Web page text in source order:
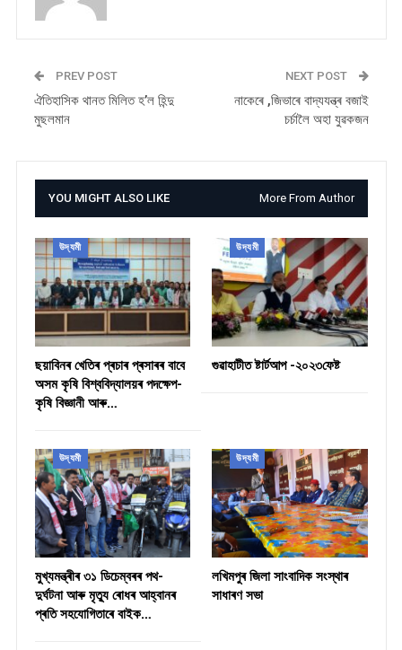
PREV POST
ঐতিহাসিক থানত মিলিত হ’ল হিন্দু
মুছলমান
NEXT POST
নাকেৰে ,জিভাৰে বাদ্যযন্ত্ৰ বজাই
চৰ্চালৈ অহা যুৱকজন
YOU MIGHT ALSO LIKE More From Author
উদ্যমী
ছয়াবিনৰ খেতিৰ প্ৰচাৰ প্ৰসাৰৰ বাবে
অসম কৃষি বিশ্ববিদ্যালয়ৰ পদক্ষেপ-
কৃষি বিজ্ঞানী আৰু…
উদ্যমী
গুৱাহাটীত ষ্টাৰ্টআপ -২০২৩ফেষ্ট
উদ্যমী
মুখ্যমন্ত্ৰীৰ ৩১ ডিচেম্বৰৰ পথ-
দুৰ্ঘটনা আৰু মৃত্যু ৰোধৰ আহ্বানৰ
প্ৰতি সহযোগিতাৰে বাইক…
উদ্যমী
লখিমপুৰ জিলা সাংবাদিক সংস্থাৰ
সাধাৰণ সভা